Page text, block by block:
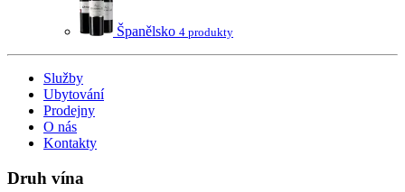
Španělsko 4 produkty
Služby
Ubytování
Prodejny
O nás
Kontakty
Druh vína